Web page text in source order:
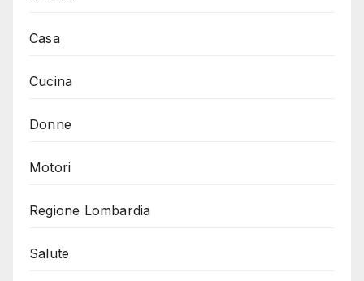
Casa
Cucina
Donne
Motori
Regione Lombardia
Salute